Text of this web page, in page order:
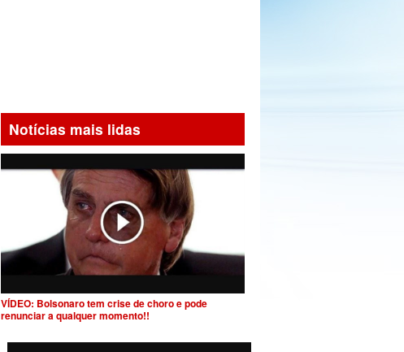
Notícias mais lidas
VÍDEO: Bolsonaro tem crise de choro e pode
renunciar a qualquer momento!!